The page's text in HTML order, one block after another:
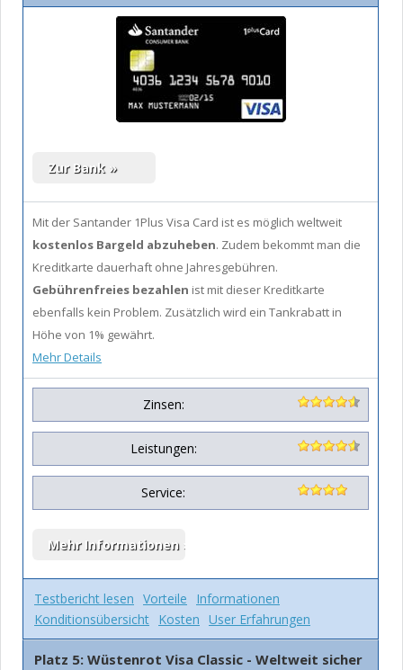
Mit der Santander 1Plus Visa Card ist es möglich weltweit
kostenlos Bargeld abzuheben. Zudem bekommt man die
Kreditkarte dauerhaft ohne Jahresgebühren.
Gebührenfreies bezahlen ist mit dieser Kreditkarte
ebenfalls kein Problem. Zusätzlich wird ein Tankrabatt in
Höhe von 1% gewährt.
Mehr Details
Zinsen:
Leistungen:
Service:
Testbericht lesen Vorteile
Informationen
Konditionsübersicht Kosten User Erfahrungen
Platz 5: Wüstenrot Visa Classic - Weltweit sicher